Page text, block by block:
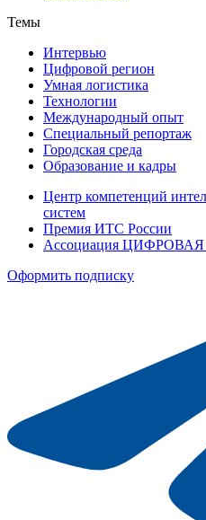
Темы
Интервью
Цифровой регион
Умная логистика
Технологии
Международный опыт
Специальный репортаж
Городская среда
Образование и кадры
Центр компетенций
систем
Премия ИТС России
Ассоциация
Оформить подписку